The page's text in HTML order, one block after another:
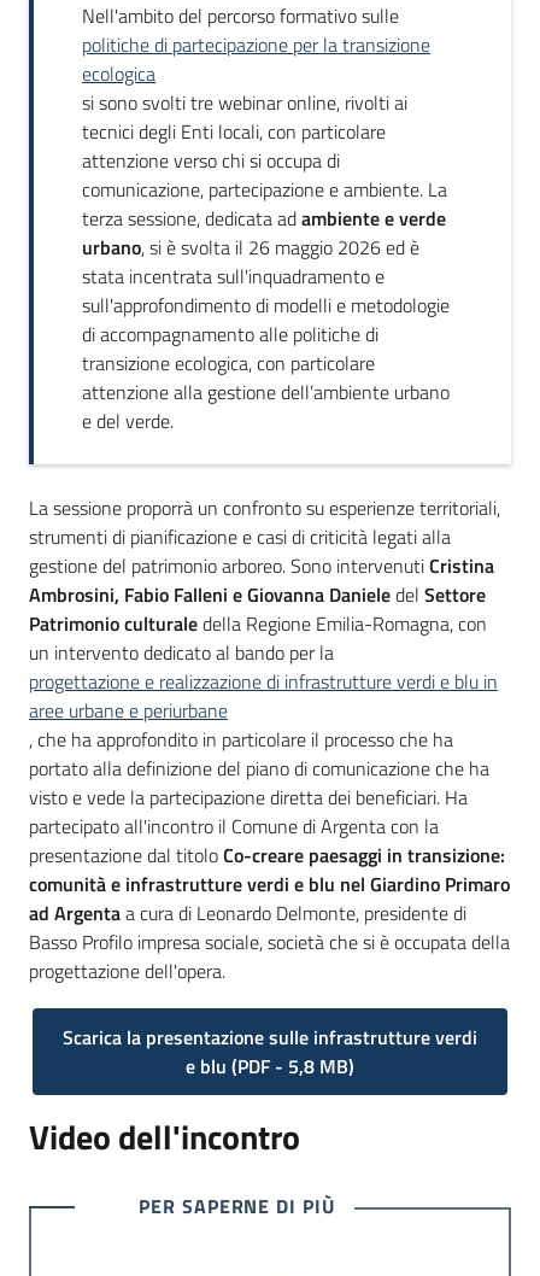
Menu selezionato
Servizi
Comunicazione
partecipazione
Seguici
Nell'ambito del percorso formativo sulle
politiche di partecipazione per la transizione
ecologica
si sono svolti tre webinar online, rivolti ai
tecnici degli Enti locali, con particolare
attenzione verso chi si occupa di
comunicazione, partecipazione e ambiente. La
terza sessione, dedicata adambiente e verde
urbano, si è svolta il 26 maggio 2026 ed è
stata incentrata sull'inquadramento e
sull'approfondimento di modelli e metodologie
di accompagnamento alle politiche di
transizione ecologica, con particolare
attenzione alla gestione dell’ambiente urbano
e del verde.
La sessione proporrà un confronto su esperienze territoriali,
strumenti di pianificazione e casi di criticità legati alla
gestione del patrimonio arboreo. Sono intervenutiCristina
Ambrosini, Fabio Falleni e Giovanna Danieledel Settore
Patrimonio culturaledella Regione Emilia-Romagna, con
un intervento dedicato al bando per la
progettazione e realizzazione di infrastrutture verdi e blu in
aree urbane e periurbane
, che ha approfondito in particolare il processo che ha
portato alla definizione del piano di comunicazione che ha
visto e vede la partecipazione diretta dei beneficiari. Ha
partecipato all'incontro il Comune di Argenta con la
presentazione dal titoloCo-creare paesaggi in transizione:
comunità e infrastrutture verdi e blu nel Giardino Primaro
ad Argentaa cura di Leonardo Delmonte, presidente di
Basso Profilo impresa sociale, società che si è occupata della
progettazione dell'opera.
Scarica la presentazione sulle infrastrutture verdi
e blu (PDF - 5,8 MB)
Video dell'incontro
PER SAPERNE DI PIÙ